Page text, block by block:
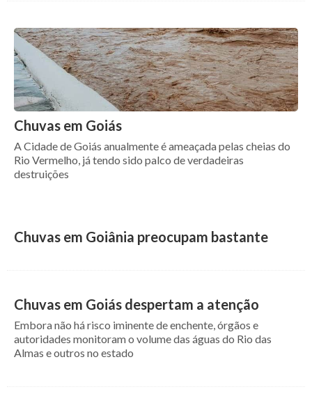
Chuvas em Goiás
A Cidade de Goiás anualmente é ameaçada pelas cheias do
Rio Vermelho, já tendo sido palco de verdadeiras
destruições
Chuvas em Goiânia preocupam bastante
Chuvas em Goiás despertam a atenção
Embora não há risco iminente de enchente, órgãos e
autoridades monitoram o volume das águas do Rio das
Almas e outros no estado